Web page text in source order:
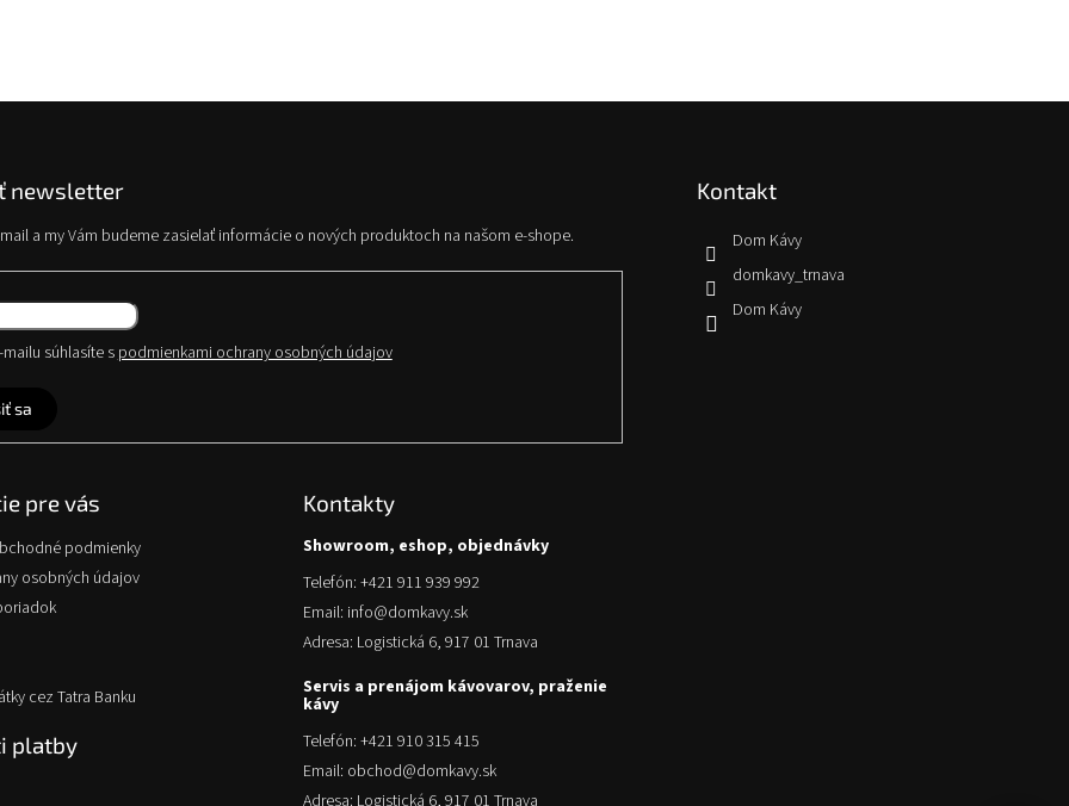
newsletter
a my Vám budeme zasielať informácie o nových produktoch na našom e-shope.
súhlasíte spodmienkami ochrany osobných údajov
sa
Kontakt
Dom Kávy
domkavy_trnava
Dom Kávy
pre vás
podmienky
osobných údajov
cez Tatra Banku
platby
Kontakty
Showroom, eshop, objednávky
Telefón: +421 911 939 992
Email: info@domkavy.sk
Adresa: Logistická 6, 917 01 Trnava
Servis a prenájom kávovarov, praženie
kávy
Telefón: +421 910 315 415
Email: obchod@domkavy.sk